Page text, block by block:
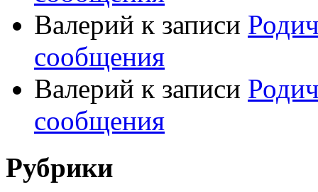
Валерий к записи
сообщения
Валерий к записи
сообщения
Рубрики